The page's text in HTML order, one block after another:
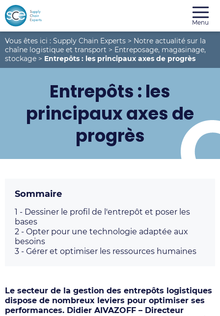
Menu
Vous êtes ici : Supply Chain Experts > Notre actualité sur la
chaîne logistique et transport > Entreposage, magasinage,
stockage > Entrepôts : les principaux axes de progrès
Entrepôts : les
principaux axes de
progrès
Sommaire
1 - Dessiner le profil de l'entrepôt et poser les
bases
2 - Opter pour une technologie adaptée aux
besoins
3 - Gérer et optimiser les ressources humaines
Le secteur de la gestion des entrepôts logistiques
dispose de nombreux leviers pour optimiser ses
performances. Didier AIVAZOFF – Directeur